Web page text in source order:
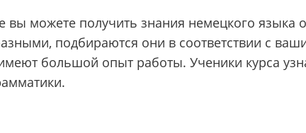
вы можете получить знания немецкого
подбираются они в соответствии с
большой опыт работы. Ученики курса